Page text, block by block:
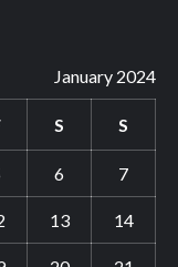
January 2024
S S
6 7
13 14